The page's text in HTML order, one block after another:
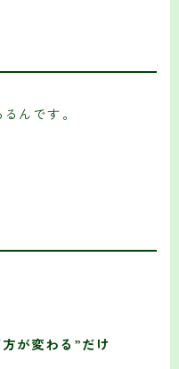
んです。
が変わる”だけ